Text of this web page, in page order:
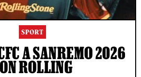
SPORT
A SANREMO 2026
ROLLING